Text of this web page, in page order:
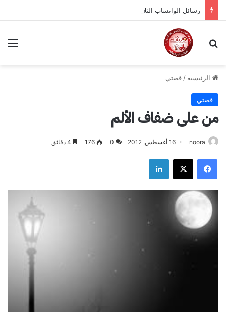
رسائل الواتساب الثلاسيميا لعام 2018 /2019
بحث عن
الرئيسية / قصتي
قصتي
من على ضفاف الألم
noora 16 أغسطس, 2012 0
176
فيسبوك